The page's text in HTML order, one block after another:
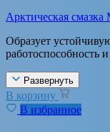
Арктическая
Образует
работоспособность
Развернуть
В корзину
В избранное